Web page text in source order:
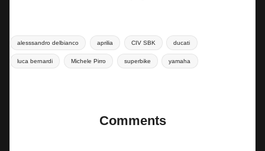
Tags:
alesssandro delbianco aprilia CIV SBK ducati
luca bernardi Michele Pirro superbike yamaha
Comments